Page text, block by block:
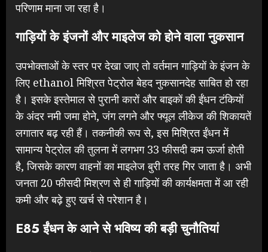
परिणाम माना जा रहा है।
गाड़ियों के इंजनों और माइलेज को होने वाला नुकसान
उपभोक्ताओं के स्तर पर देखा जाए तो वर्तमान गाड़ियों के इंजन के
लिए ethanol मिश्रित पेट्रोल बेहद नुकसानदेह साबित हो रहा
है। इसके इस्तेमाल से पुरानी कारों और बाइकों की ईंधन टंकियों
के अंदर नमी जमा होने, जंग लगने और फ्यूल लीकेज की शिकायतें
लगातार बढ़ रही हैं। तकनीकी रूप से, इस मिश्रित ईंधन में
सामान्य पेट्रोल की तुलना में लगभग 33 फीसदी कम ऊर्जा होती
है, जिसके कारण वाहनों का माइलेज बुरी तरह गिर जाता है। अभी
जनता 20 फीसदी मिश्रण से ही गाड़ियों की कार्यक्षमता में आ रही
कमी और बढ़े हुए खर्च से परेशान है।
E85 ईंधन के आने से भविष्य की बड़ी चुनौतियां